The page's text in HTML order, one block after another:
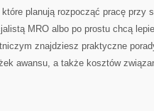
planują rozpocząć pracę przy
MRO albo po prostu chcą
znajdziesz praktyczne
awansu, a także kosztów